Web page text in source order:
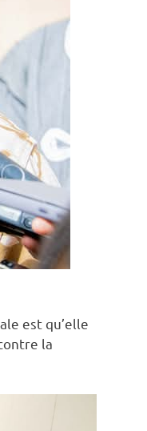
est qu’elle
la